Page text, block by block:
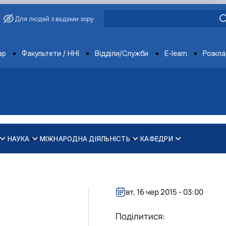
Для людей з вадами зору
Факультети / ННІ Відділи/Служби E-learn
НАУКА МІЖНАРОДНА ДІЯЛЬНІСТЬ
рівності у …
КАФЕДРИ
вт, 16 чер 2015 - 03:00
Поділитися: